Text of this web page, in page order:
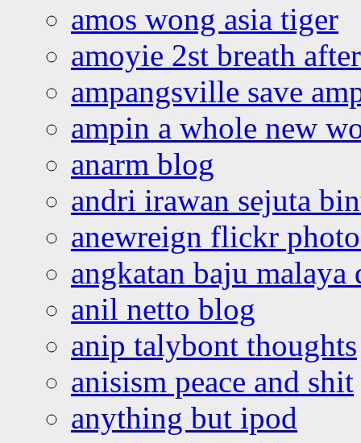
amos wong asia tiger
amoyie 2st breath
ampangsville save
ampin a whole new
anarm blog
andri irawan sejuta
anewreign flickr
angkatan baju malaya
anil netto blog
anip talybont thoughts
anisism peace and shit
anything but ipod